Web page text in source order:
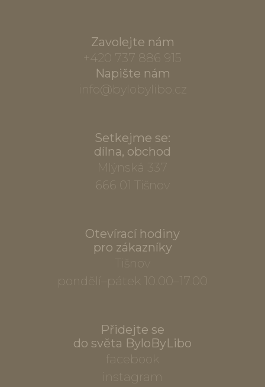
Zavolejte nám
+420 737 886 915
Napište nám
info@bylobylibo.cz
Setkejme se:
dílna, obchod
Mlýnská 337
666 01 Tišnov
Otevírací hodiny
pro zákazníky
Tišnov
pondělí–pátek 10.00–17.00
Přidejte se
do světa ByloByLibo
facebook
instagram